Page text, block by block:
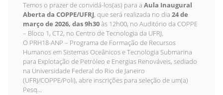
Temos o prazer de convidá-los(as) para a Aula Inaugural
Aberta da COPPE/UFRJ, que será realizada no dia 24 de
março de 2026, das 9h30às 12h00, no Auditório da COPPE
– Bloco 1, CT2, no Centro de Tecnologia da UFRJ.
O PRH18-ANP – Programa de Formação de Recursos
Humanos em Sistemas Oceânicos e Tecnologia Submarina
para Explotação de Petróleo e Energias Renováveis, sediado
na Universidade Federal do Rio de Janeiro
(UFRJ/COPPE/Poli), abre inscrições para seleção de um(a)
Pesq...